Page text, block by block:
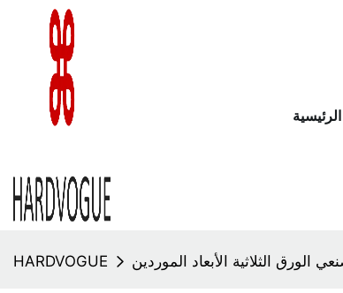
HARDVOGUE